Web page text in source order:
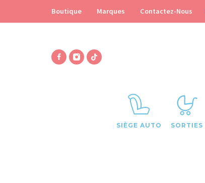
Boutique Marques Contactez-Nous
SIÈGE AUTO SORTIES